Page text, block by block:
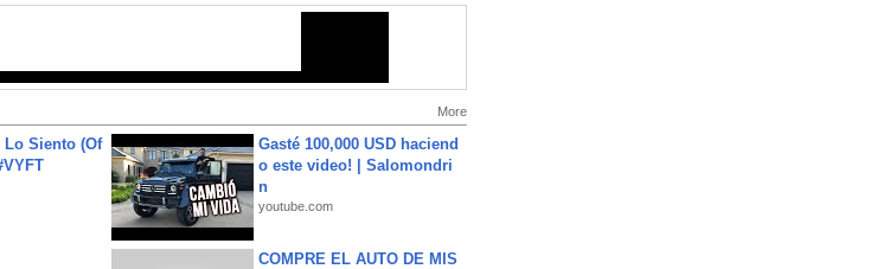
More
Lo Siento (Of
Gasté 100,000 USD haciend
o este video! | Salomondri
n
youtube.com
COMPRE EL AUTO DE MIS